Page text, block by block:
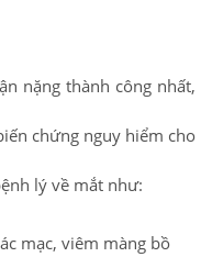
nặng thành công nhất,
chứng nguy hiểm cho
lý về mắt như:
mạc, viêm màng bồ